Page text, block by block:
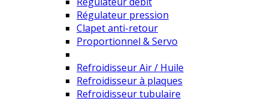
Régulateur pression
Clapet anti-retour
Proportionnel & Servo
Refroidisseur Air / Huile
Refroidisseur à plaques
Refroidisseur tubulaire